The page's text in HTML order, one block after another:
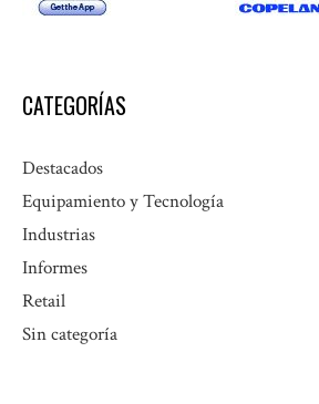
CATEGORÍAS
Destacados
Equipamiento y Tecnología
Industrias
Informes
Retail
Sin categoría